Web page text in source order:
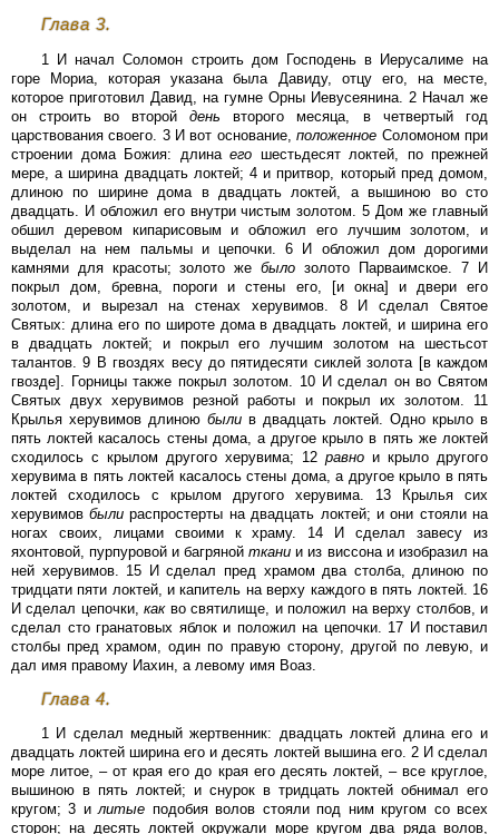
Глава 3.
1 И начал Соломон строить дом Господень в Иерусалиме на
горе Мориа, которая указана была Давиду, отцу его, на месте,
которое приготовил Давид, на гумне Орны Иевусеянина. 2 Начал же
он строить во второй день второго месяца, в четвертый год
царствования своего. 3 И вот основание, положенное Соломоном при
строении дома Божия: длина его шестьдесят локтей, по прежней
мере, а ширина двадцать локтей; 4 и притвор, который пред домом,
длиною по ширине дома в двадцать локтей, а вышиною во сто
двадцать. И обложил его внутри чистым золотом. 5 Дом же главный
обшил деревом кипарисовым и обложил его лучшим золотом, и
выделал на нем пальмы и цепочки. 6 И обложил дом дорогими
камнями для красоты; золото же было золото Парваимское. 7 И
покрыл дом, бревна, пороги и стены его, [и окна] и двери его
золотом, и вырезал на стенах херувимов. 8 И сделал Святое
Святых: длина его по широте дома в двадцать локтей, и ширина его
в двадцать локтей; и покрыл его лучшим золотом на шестьсот
талантов. 9 В гвоздях весу до пятидесяти сиклей золота [в каждом
гвозде]. Горницы также покрыл золотом. 10 И сделал он во Святом
Святых двух херувимов резной работы и покрыл их золотом. 11
Крылья херувимов длиною были в двадцать локтей. Одно крыло в
пять локтей касалось стены дома, а другое крыло в пять же локтей
сходилось с крылом другого херувима; 12 равно и крыло другого
херувима в пять локтей касалось стены дома, а другое крыло в пять
локтей сходилось с крылом другого херувима. 13 Крылья сих
херувимов были распростерты на двадцать локтей; и они стояли на
ногах своих, лицами своими к храму. 14 И сделал завесу из
яхонтовой, пурпуровой и багряной ткани и из виссона и изобразил на
ней херувимов. 15 И сделал пред храмом два столба, длиною по
тридцати пяти локтей, и капитель на верху каждого в пять локтей. 16
И сделал цепочки, какво святилище, и положил на верху столбов, и
сделал сто гранатовых яблок и положил на цепочки. 17 И поставил
столбы пред храмом, один по правую сторону, другой по левую, и
дал имя правому Иахин, а левому имя Воаз.
Глава 4.
1 И сделал медный жертвенник: двадцать локтей длина его и
двадцать локтей ширина его и десять локтей вышина его. 2 И сделал
море литое, – от края его до края его десять локтей, – все круглое,
вышиною в пять локтей; и снурок в тридцать локтей обнимал его
кругом; 3 илитые подобия волов стояли под ним кругом со всех
сторон; на десять локтей окружали море кругом два ряда волов,